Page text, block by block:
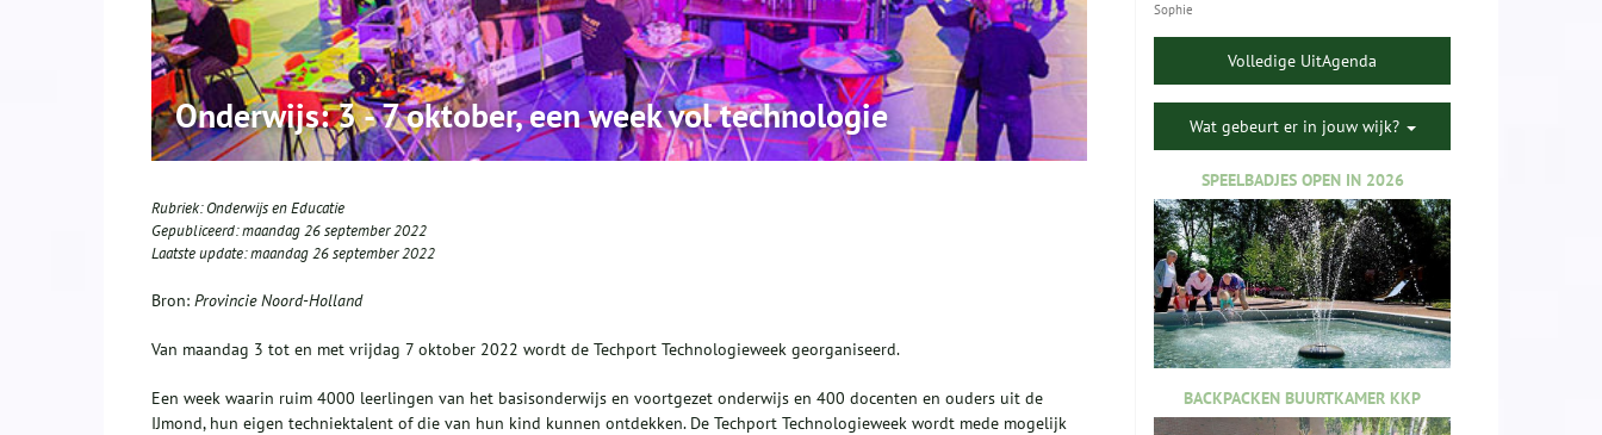
Onderwijs: 3 - 7 oktober, een week vol technologie
Rubriek:Onderwijs en Educatie
Gepubliceerd:maandag 26 september 2022
Laatste update:maandag 26 september 2022
Bron: Provincie Noord-Holland
Van maandag 3 tot en met vrijdag 7 oktober 2022 wordt de Techport Technologieweek georganiseerd.
Een week waarin ruim 4000 leerlingen van het basisonderwijs en voortgezet onderwijs en 400 docenten en ouders uit de
IJmond, hun eigen techniektalent of die van hun kind kunnen ontdekken. De Techport Technologieweek wordt mede mogelijk
Sophie
Volledige UitAgenda
Wat gebeurt er in jouw wijk?
SPEELBADJES OPEN IN 2026
BACKPACKEN BUURTKAMER KKP